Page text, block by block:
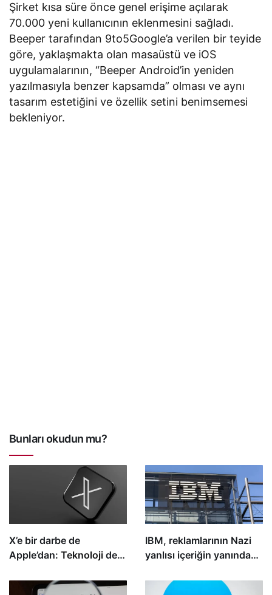
Şirket kısa süre önce genel erişime açılarak
70.000 yeni kullanıcının eklenmesini sağladı.
Beeper tarafından 9to5Google’a verilen bir teyide
göre, yaklaşmakta olan masaüstü ve iOS
uygulamalarının, “Beeper Android’in yeniden
yazılmasıyla benzer kapsamda” olması ve aynı
tasarım estetiğini ve özellik setini benimsemesi
bekleniyor.
Bunları okudun mu?
X’e bir darbe de
Apple’dan: Teknoloji devi
IBM, reklamlarının Nazi
yanlısı içeriğin yanında
X’teki reklamlarını askıya